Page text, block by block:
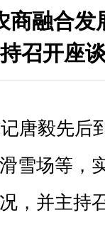
商融合发
召开座
唐毅先后
雪场等，
，并主持